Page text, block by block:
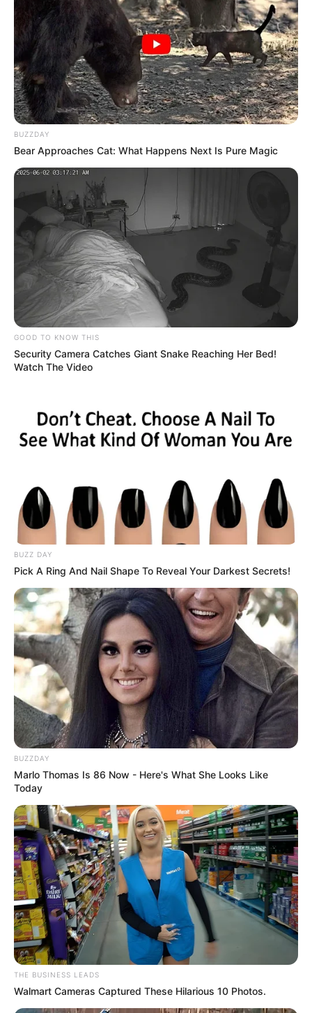
BUZZDAY
Bear Approaches Cat: What Happens Next Is Pure Magic
GOOD TO KNOW THIS
Security Camera Catches Giant Snake Reaching Her Bed!
Watch The Video
BUZZ DAY
Pick A Ring And Nail Shape To Reveal Your Darkest Secrets!
BUZZDAY
Marlo Thomas Is 86 Now - Here's What She Looks Like
Today
THE BUSINESS LEADS
Walmart Cameras Captured These Hilarious 10 Photos.